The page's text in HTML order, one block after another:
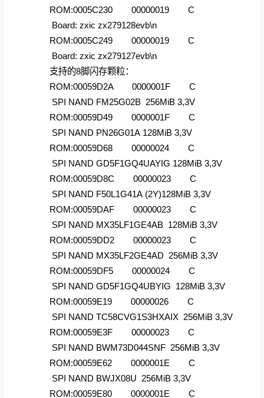
ROM:0005C230 00000019 C
Board: zxic zx279128evb\n
ROM:0005C249 00000019 C
Board: zxic zx279127evb\n
支持的8脚闪存颗粒：
ROM:00059D2A 0000001F C
SPI NAND FM25G02B 256MiB 3,3V
ROM:00059D49 0000001F C
SPI NAND PN26G01A 128MiB 3,3V
ROM:00059D68 00000024 C
SPI NAND GD5F1GQ4UAYIG 128MiB 3,3V
ROM:00059D8C 00000023 C
SPI NAND F50L1G41A (2Y)128MiB 3,3V
ROM:00059DAF 00000023 C
SPI NAND MX35LF1GE4AB 128MiB 3,3V
ROM:00059DD2 00000023 C
SPI NAND MX35LF2GE4AD 256MiB 3,3V
ROM:00059DF5 00000024 C
SPI NAND GD5F1GQ4UBYIG 128MiB 3,3V
ROM:00059E19 00000026 C
SPI NAND TC58CVG1S3HXAIX 256MiB 3,3V
ROM:00059E3F 00000023 C
SPI NAND BWM73D044SNF 256MiB 3,3V
ROM:00059E62 0000001E C
SPI NAND BWJX08U 256MiB 3,3V
ROM:00059E80 0000001E C